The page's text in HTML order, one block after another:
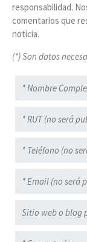
responsabilidad.
comentarios que
noticia.
(*) Son datos